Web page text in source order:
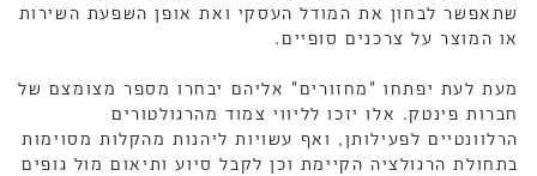
שתאפשר לבחון את המודל העסקי ואת אופן השפעת השירות
או המוצר על צרכנים סופיים.
מעת לעת יפתחו "מחזורים" אליהם יבחרו מספר מצומצם של
חברות פינטק. אלו יזכו לליווי צמוד מהרגולטורים
הרלוונטיים לפעילותן, ואף עשויות ליהנות מהקלות מסוימות
בתחולת הרגולציה הקיימת וכן לקבל סיוע ותיאום מול גופים